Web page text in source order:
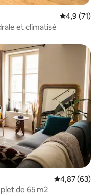
Évaluation
4,9 (71)
et climatisé
Évaluation
4,87 (63)
de 65 m2